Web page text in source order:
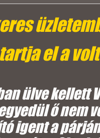
el a
ülve kellett
ő nem
igent a